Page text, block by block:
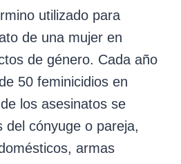
utilizado para
de una mujer en
de género. Cada año
50 feminicidios en
los asesinatos se
del cónyuge o pareja,
armas